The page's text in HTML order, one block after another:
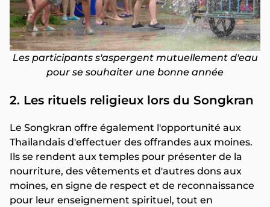
Les participants s'aspergent mutuellement d'eau
pour se souhaiter une bonne année
2. Les rituels religieux lors du Songkran
Le Songkran offre également l'opportunité aux
Thaïlandais d'effectuer des offrandes aux moines.
Ils se rendent aux temples pour présenter de la
nourriture, des vêtements et d'autres dons aux
moines, en signe de respect et de reconnaissance
pour leur enseignement spirituel, tout en